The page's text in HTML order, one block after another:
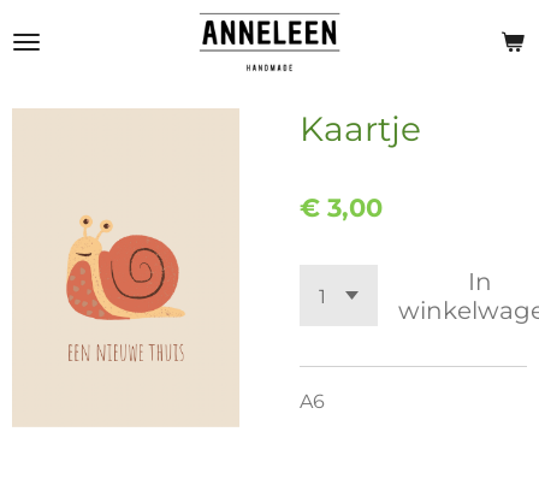
direct
de
Kaartje
€ 3,00
In
A6